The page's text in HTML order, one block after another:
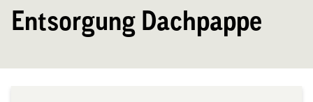
Entsorgung Dachpappe